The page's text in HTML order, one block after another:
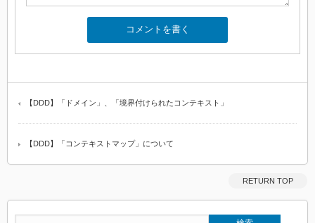
【DDD】「ドメイン」、「境界付けられたコンテキスト」
【DDD】「コンテキストマップ」について
RETURN TOP